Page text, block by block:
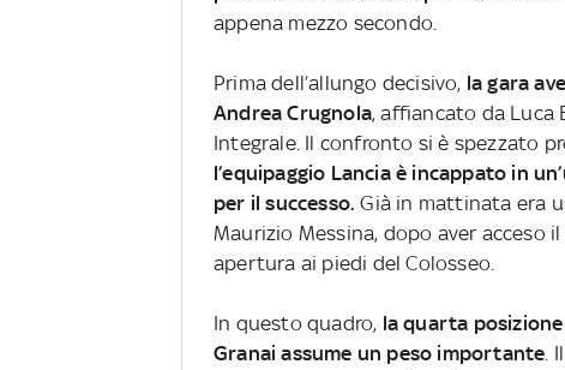
appena mezzo secondo.
Prima dell’allungo decisivo, la gara
Andrea Crugnola, affiancato da Luca
Integrale. Il confronto si è spezzato
l’equipaggio Lancia è incappato in
per il successo. Già in mattinata era
Maurizio Messina, dopo aver acceso
apertura ai piedi del Colosseo.
In questo quadro, la quarta
Granai assume un peso importante.